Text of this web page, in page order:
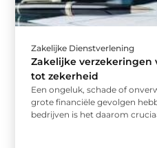
Zakelijke Dienstverlening
Zakelijke verzekeringen
tot zekerheid
Een ongeluk, schade of
grote financiële gevolgen
bedrijven is het daarom